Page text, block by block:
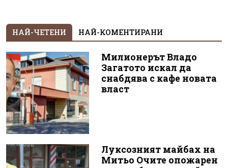
НАЙ-ЧЕТЕНИ НАЙ-КОМЕНТИРАНИ
Милионерът Владо
Загатото искал да
снабдява с кафе новата
власт
Луксозният майбах на
Митьо Очите опожарен